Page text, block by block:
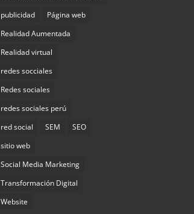
publicidad
Página web
Realidad Aumentada
Realidad virtual
redes socciales
Redes sociales
redes sociales perú
red social
SEM
SEO
sitio web
Social Media Marketing
Transformación Digital
Website